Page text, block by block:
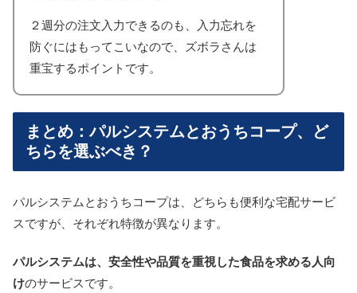
２週分の注文入力できるのも、入力忘れを
防ぐにはもってこいなので、ズボラさんは
重宝するポイントです。
まとめ：パルシステムとおうちコープ、ど
ちらを選ぶべき？
パルシステムとおうちコープは、どちらも便利な宅配サービ
スですが、それぞれ特徴が異なります。
パルシステムは、安全性や品質を重視した食品を求める人向
けのサービスです。